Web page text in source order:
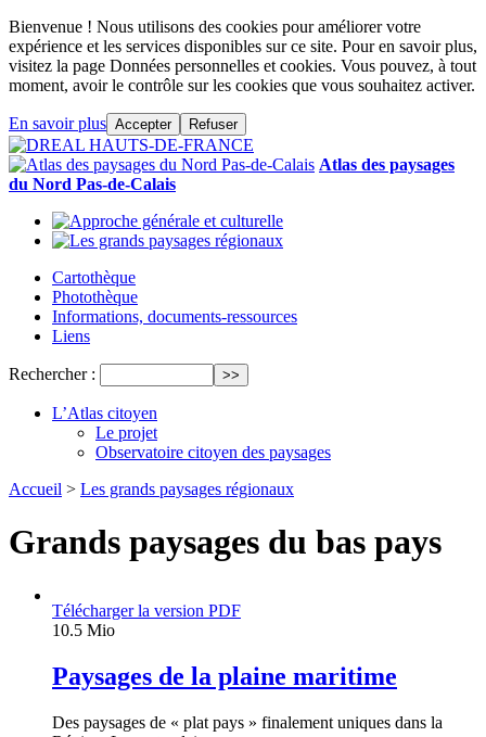
Bienvenue ! Nous utilisons des cookies pour améliorer votre
expérience et les services disponibles sur ce site. Pour en savoir plus,
visitez la page Données personnelles et cookies. Vous pouvez, à tout
moment, avoir le contrôle sur les cookies que vous souhaitez activer.
En savoir plus Accepter Refuser
Atlas des paysages
du Nord Pas-de-Calais
Cartothèque
Photothèque
Informations, documents-ressources
Liens
Rechercher :
L’Atlas citoyen
Le projet
Observatoire citoyen des paysages
Accueil > Les grands paysages régionaux
Grands paysages du bas pays
Télécharger la version PDF
10.5 Mio
Paysages de la plaine maritime
Des paysages de « plat pays » finalement uniques dans la